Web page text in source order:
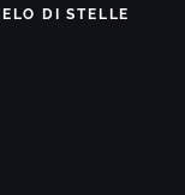
DI STELLE